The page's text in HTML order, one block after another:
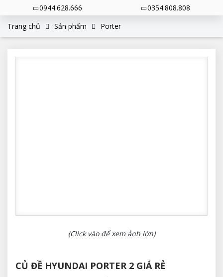
0944.628.666
0354.808.808
Trang chủ
Sản phẩm Porter
(Click vào để xem ảnh lớn)
CỦ ĐỀ HYUNDAI PORTER 2 GIÁ RẺ